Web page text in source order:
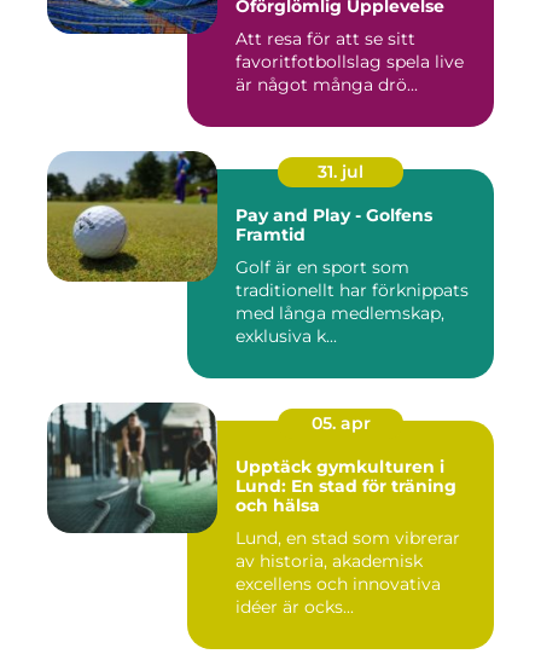
Oförglömlig Upplevelse
Att resa för att se sitt
favoritfotbollslag spela live
är något många drö...
31. jul
Pay and Play - Golfens
Framtid
Golf är en sport som
traditionellt har förknippats
med långa medlemskap,
exklusiva k...
05. apr
Upptäck gymkulturen i
Lund: En stad för träning
och hälsa
Lund, en stad som vibrerar
av historia, akademisk
excellens och innovativa
idéer är ocks...